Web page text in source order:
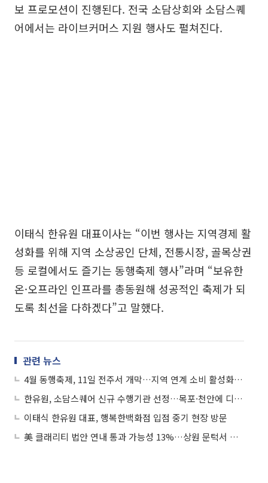
보 프로모션이 진행된다. 전국 소담상회와 소담스퀘
어에서는 라이브커머스 지원 행사도 펼쳐진다.
이태식 한유원 대표이사는 “이번 행사는 지역경제 활
성화를 위해 지역 소상공인 단체, 전통시장, 골목상권
등 로컬에서도 즐기는 동행축제 행사”라며 “보유한
온·오프라인 인프라를 총동원해 성공적인 축제가 되
도록 최선을 다하겠다”고 말했다.
관련 뉴스
4월 동행축제, 11일 전주서 개막…지역 연계 소비 활성화 나선다
한유원, 소담스퀘어 신규 수행기관 선정…목포·천안에 디지털 인프라 구축
이태식 한유원 대표, 행복한백화점 입점 중기 현장 방문
美 클래리티 법안 연내 통과 가능성 13%…상원 문턱서 제동